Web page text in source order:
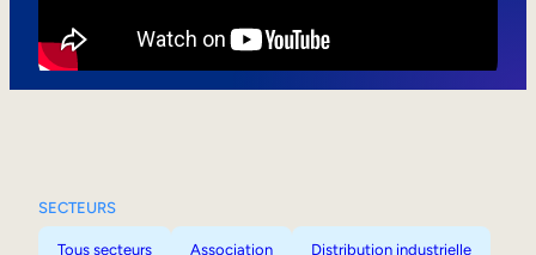
SECTEURS
Tous secteurs Association Distribution industrielle